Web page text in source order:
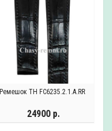
Ремешок TH FC6235.2.1.A.RR
24900 р.